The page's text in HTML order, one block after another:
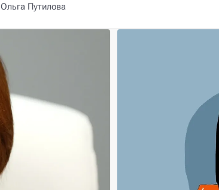
Ольга Путилова